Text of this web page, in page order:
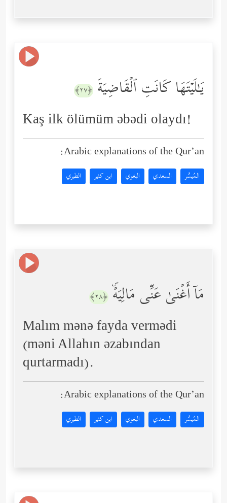
یَـٰلَیۡتَهَا كَانَتِ ٱلۡقَاضِیَةَ ﴿٢٧﴾
Kaş ilk ölümüm əbədi olaydı!
Arabic explanations of the Qur’an:
المُيسَّر السعدي البغوي ابن كثير الطبري
مَاۤ أَغۡنَىٰ عَنِّی مَالِیَهۡۜ ﴿٢٨﴾
Malım mənə fayda vermədi
(məni Allahın əzabından
qurtarmadı).
Arabic explanations of the Qur’an:
المُيسَّر السعدي البغوي ابن كثير الطبري